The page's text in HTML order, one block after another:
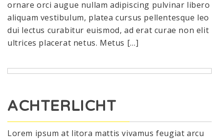
ornare orci augue nullam adipiscing pulvinar libero
aliquam vestibulum, platea cursus pellentesque leo
dui lectus curabitur euismod, ad erat curae non elit
ultrices placerat netus. Metus […]
ACHTERLICHT
Lorem ipsum at litora mattis vivamus feugiat arcu